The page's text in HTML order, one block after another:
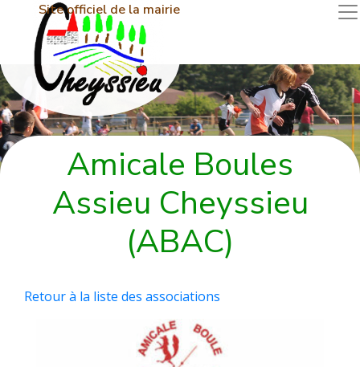
Site officiel de la mairie
Amicale Boules
Assieu Cheyssieu
(ABAC)
Retour à la liste des associations